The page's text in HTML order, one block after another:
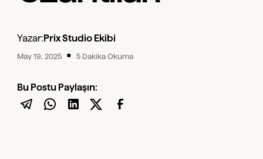
Yazar: Prix Studio Ekibi
May 19, 2025 • 5 Dakika Okuma
Bu Postu Paylaşın: